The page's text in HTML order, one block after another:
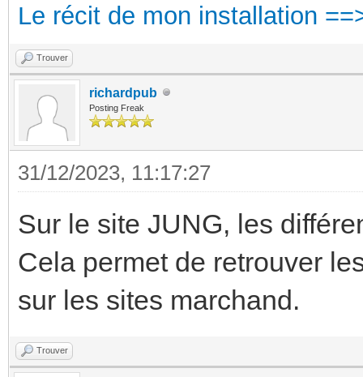
Le récit de mon installation
Trouver
richardpub
Posting Freak
31/12/2023, 11:17:27
Sur le site JUNG, les
Cela permet de retrouver
sur les sites marchand.
Trouver